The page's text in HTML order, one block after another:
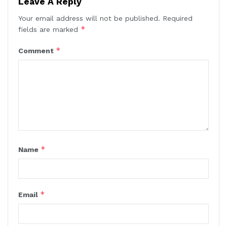
Your email address will not be published. Required
fields are marked *
Comment *
Name *
Email *